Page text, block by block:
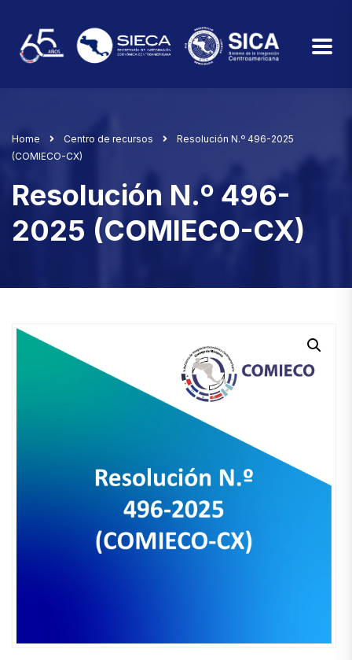
Home Centro de recursos
Resolución N.º 496-2025
(COMIECO-CX)
Resolución N.º 496-
2025 (COMIECO-CX)